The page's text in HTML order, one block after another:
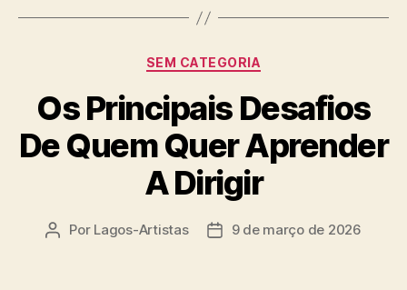
Categorias
SEM CATEGORIA
Os Principais Desafios
De Quem Quer Aprender
A Dirigir
Autor
Por Lagos-Artistas
Data9 de março de 2026